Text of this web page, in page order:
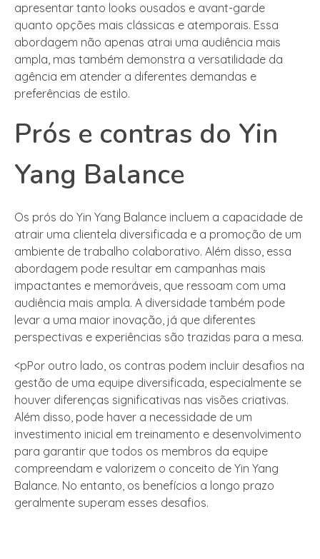
apresentar tanto looks ousados e avant-garde
quanto opções mais clássicas e atemporais. Essa
abordagem não apenas atrai uma audiência mais
ampla, mas também demonstra a versatilidade da
agência em atender a diferentes demandas e
preferências de estilo.
Prós e contras do Yin
Yang Balance
Os prós do Yin Yang Balance incluem a capacidade de
atrair uma clientela diversificada e a promoção de um
ambiente de trabalho colaborativo. Além disso, essa
abordagem pode resultar em campanhas mais
impactantes e memoráveis, que ressoam com uma
audiência mais ampla. A diversidade também pode
levar a uma maior inovação, já que diferentes
perspectivas e experiências são trazidas para a mesa.
<pPor outro lado, os contras podem incluir desafios na
gestão de uma equipe diversificada, especialmente se
houver diferenças significativas nas visões criativas.
Além disso, pode haver a necessidade de um
investimento inicial em treinamento e desenvolvimento
para garantir que todos os membros da equipe
compreendam e valorizem o conceito de Yin Yang
Balance. No entanto, os benefícios a longo prazo
geralmente superam esses desafios.